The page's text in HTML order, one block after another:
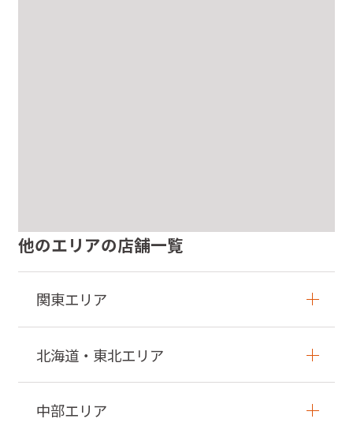
他のエリアの店舗一覧
関東エリア
北海道・東北エリア
中部エリア